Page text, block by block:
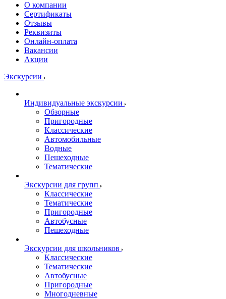
О компании
Сертификаты
Отзывы
Реквизиты
Онлайн-оплата
Вакансии
Акции
Экскурсии
Индивидуальные экскурсии
Обзорные
Пригородные
Классические
Автомобильные
Водные
Пешеходные
Тематические
Экскурсии для групп
Классические
Тематические
Пригородные
Автобусные
Пешеходные
Экскурсии для школьников
Классические
Тематические
Автобусные
Пригородные
Многодневные